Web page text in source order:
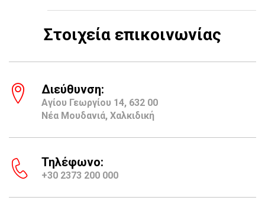
Στοιχεία επικοινωνίας
Διεύθυνση:
Αγίου Γεωργίου 14, 632 00
Νέα Μουδανιά, Χαλκιδική
Τηλέφωνο:
+30 2373 200 000